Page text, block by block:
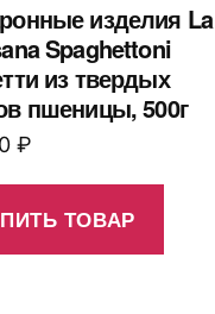
изделия La
Spaghettoni
из твердых
пшеницы, 500г
₽
ТОВАР